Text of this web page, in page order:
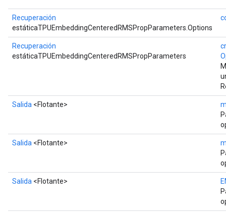
Recuperación
estáticaTPUEmbeddingCenteredRMSPropParameters.Options
Recuperación
estáticaTPUEmbeddingCenteredRMSPropParameters
Salida <Flotante>
Salida <Flotante>
Salida <Flotante>